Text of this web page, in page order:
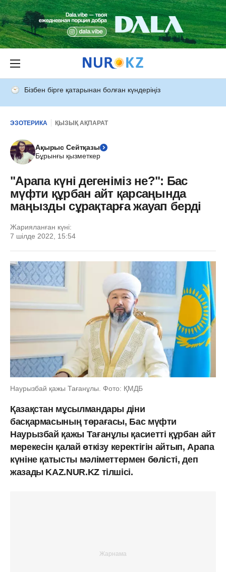
Бізбен бірге қатарынан болған күндеріңіз
ЭЗОТЕРИКА ҚЫЗЫҚ АҚПАРАТ
Ақырыс Сейтқазы
Бұрынғы қызметкер
"Арапа күні дегеніміз не?": Бас
мүфти құрбан айт қарсаңында
маңызды сұрақтарға жауап берді
Жарияланған күні:
7 шілде 2022, 15:54
Наурызбай қажы Тағанұлы. Фото: ҚМДБ
Қазақстан мұсылмандары діни
басқармасының төрағасы, Бас мүфти
Наурызбай қажы Тағанұлы қасиетті құрбан айт
мерекесін қалай өткізу керектігін айтып, Арапа
күніне қатысты мәліметтермен бөлісті, деп
жазады KAZ.NUR.KZ тілшісі.